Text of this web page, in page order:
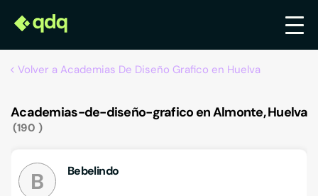
Volver a Academias De Diseño Grafico en Huelva
Academias-de-diseño-grafico en Almonte, Huelva
190
B Bebelindo